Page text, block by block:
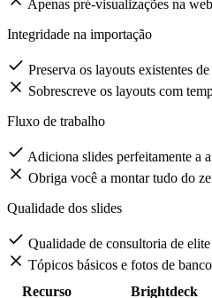
Arquivos .pptx nativos
Apenas pré-visualizações na web
Integridade na importação
Preserva os layouts existentes de
Sobrescreve os layouts com
Fluxo de trabalho
Adiciona slides perfeitamente a
Obriga você a montar tudo do
Qualidade dos slides
Qualidade de consultoria de elite
Tópicos básicos e fotos de